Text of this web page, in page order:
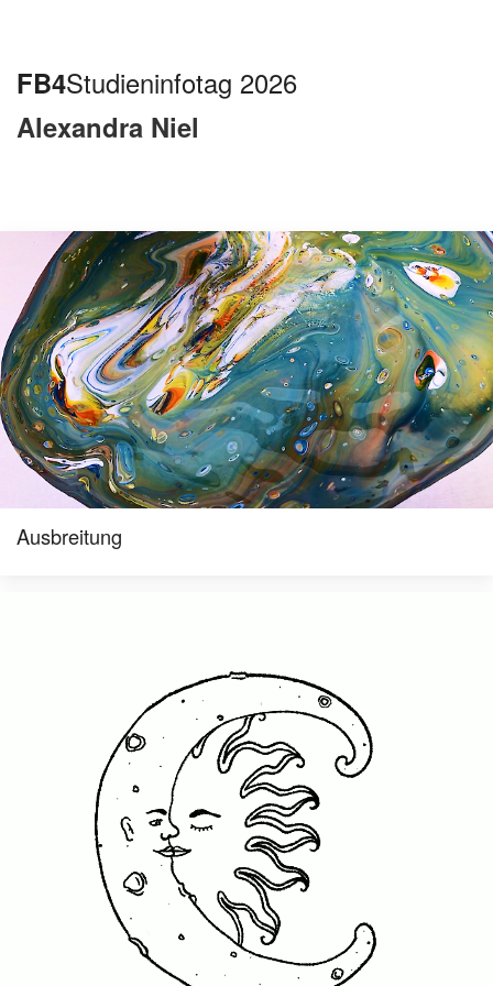
FB4Studieninfotag 2026
Alexandra Niel
Ausbreitung